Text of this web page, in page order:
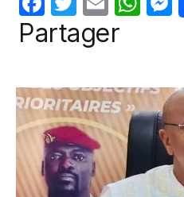
o
k
p
a
b
o
o
k
w
itt
m
A
p
Partager